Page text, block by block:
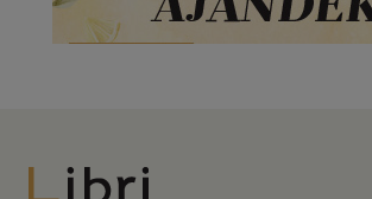
Libri